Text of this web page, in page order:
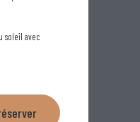
soleil avec